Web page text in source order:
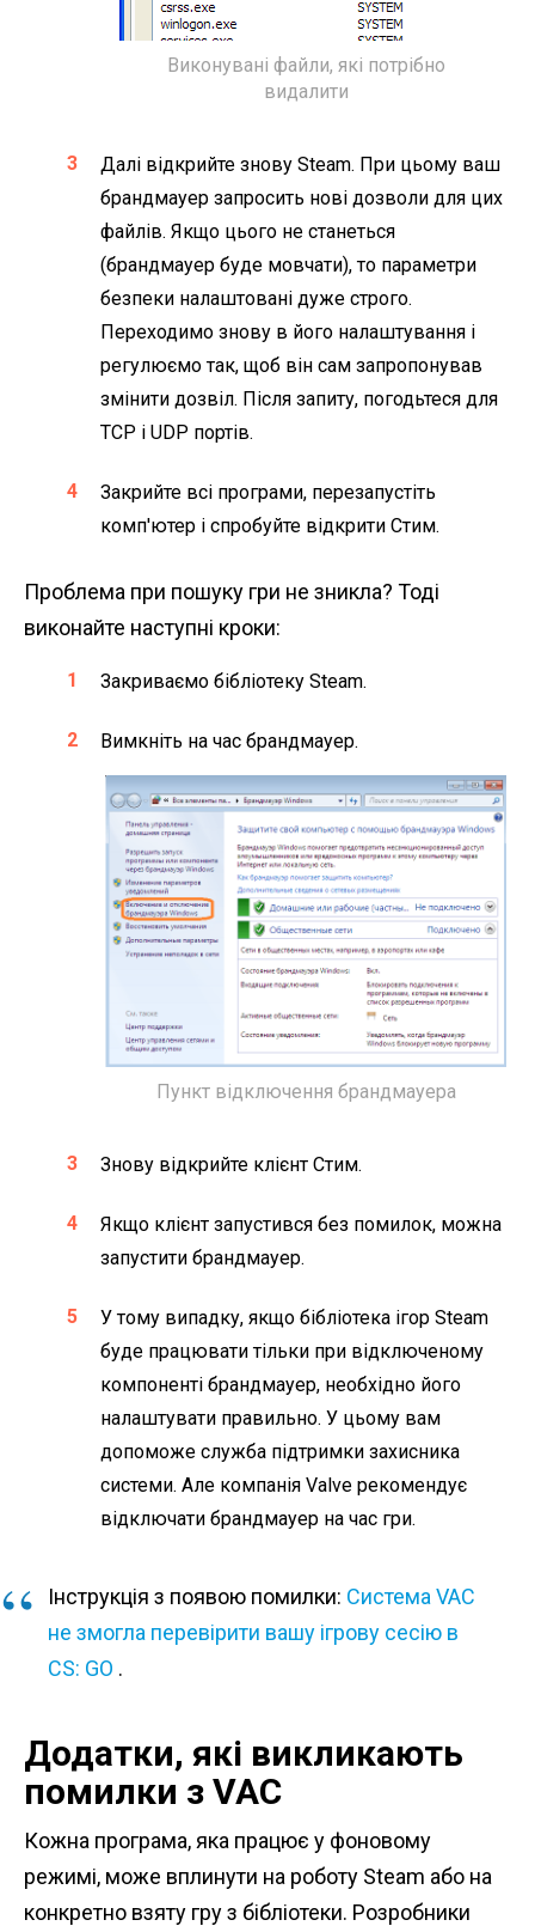
Виконувані файли, які потрібно
видалити
Далі відкрийте знову Steam. При цьому ваш
брандмауер запросить нові дозволи для цих
файлів. Якщо цього не станеться
(брандмауер буде мовчати), то параметри
безпеки налаштовані дуже строго.
Переходимо знову в його налаштування і
регулюємо так, щоб він сам запропонував
змінити дозвіл. Після запиту, погодьтеся для
TCP і UDP портів.
Закрийте всі програми, перезапустіть
комп'ютер і спробуйте відкрити Стим.
Проблема при пошуку гри не зникла? Тоді
виконайте наступні кроки:
Закриваємо бібліотеку Steam.
Вимкніть на час брандмауер.
Пункт відключення брандмауера
Знову відкрийте клієнт Стим.
Якщо клієнт запустився без помилок, можна
запустити брандмауер.
У тому випадку, якщо бібліотека ігор Steam
буде працювати тільки при відключеному
компоненті брандмауер, необхідно його
налаштувати правильно. У цьому вам
допоможе служба підтримки захисника
системи. Але компанія Valve рекомендує
відключати брандмауер на час гри.
Інструкція з появою помилки: Система VAC
не змогла перевірити вашу ігрову сесію в
CS: GO .
Додатки, які викликають
помилки з VAC
Кожна програма, яка працює у фоновому
режимі, може вплинути на роботу Steam або на
конкретно взяту гру з бібліотеки. Розробники